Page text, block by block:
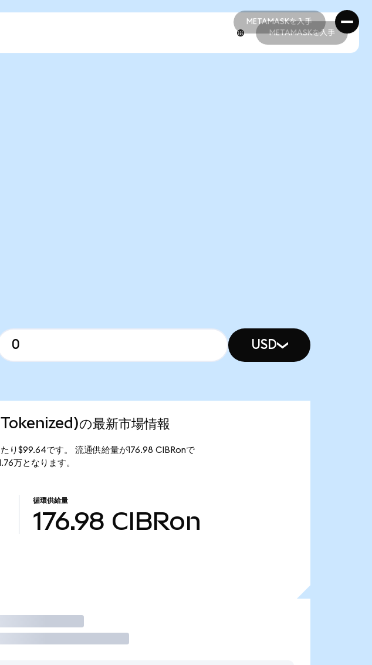
METAMASKを入手
METAMASKを入手
METAMASKを入手
USD
の最新市場情報
り$99.64です。 流通供給量が176.98 CIBRonで
万となります。
循環供給量
176.98 CIBRon
引